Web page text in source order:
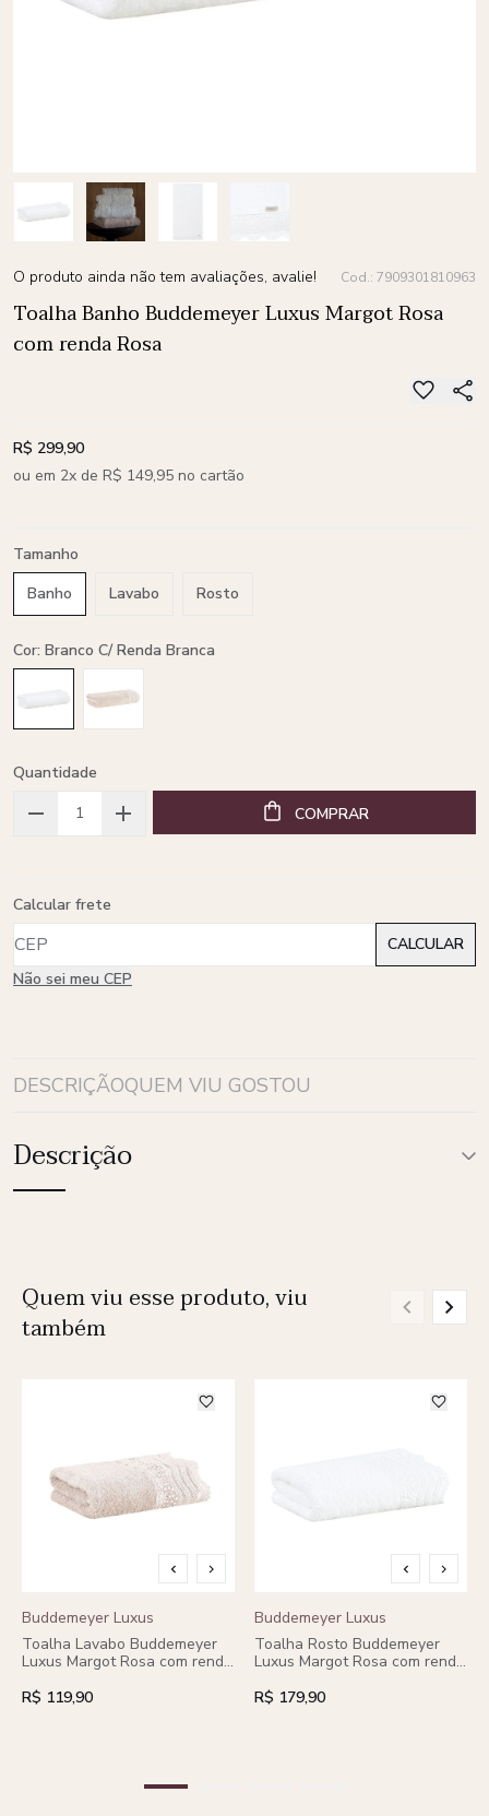
O produto ainda não tem avaliações, avalie! Cod.: 7909301810963
Toalha Banho Buddemeyer Luxus Margot Rosa
com renda Rosa
R$ 299,90
ou em 2x de R$ 149,95 no cartão
Tamanho
Banho
Lavabo Rosto
Cor: Branco C/ Renda Branca
Quantidade
COMPRAR
Calcular frete
Não sei meu CEP
DESCRIÇÃOQUEM VIU GOSTOU
Descrição
Quem viu esse produto, viu
também
Buddemeyer Luxus
Toalha Lavabo Buddemeyer
Luxus Margot Rosa com renda
R$ 119,90
Buddemeyer Luxus
Toalha Rosto Buddemeyer
Luxus Margot Rosa com renda
R$ 179,90